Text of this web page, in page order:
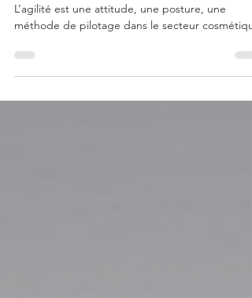
manager dans le secteur
cosmétique
L’agilité est une attitude, une posture, une
méthode de pilotage dans le secteur